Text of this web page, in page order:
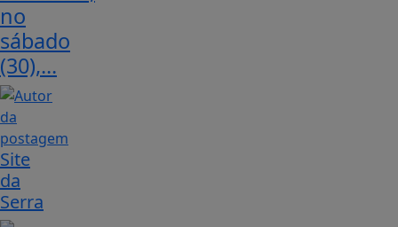
no
sábado
(30),...
Site
da
Serra